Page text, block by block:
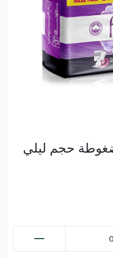
حجم ليلي